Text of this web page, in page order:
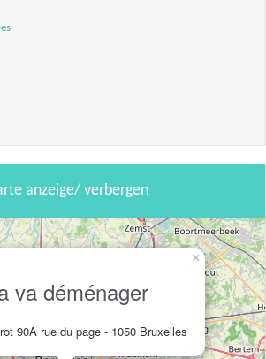
anzeige/ verbergen
va déménager
90A rue du page - 1050 Bruxelles
×